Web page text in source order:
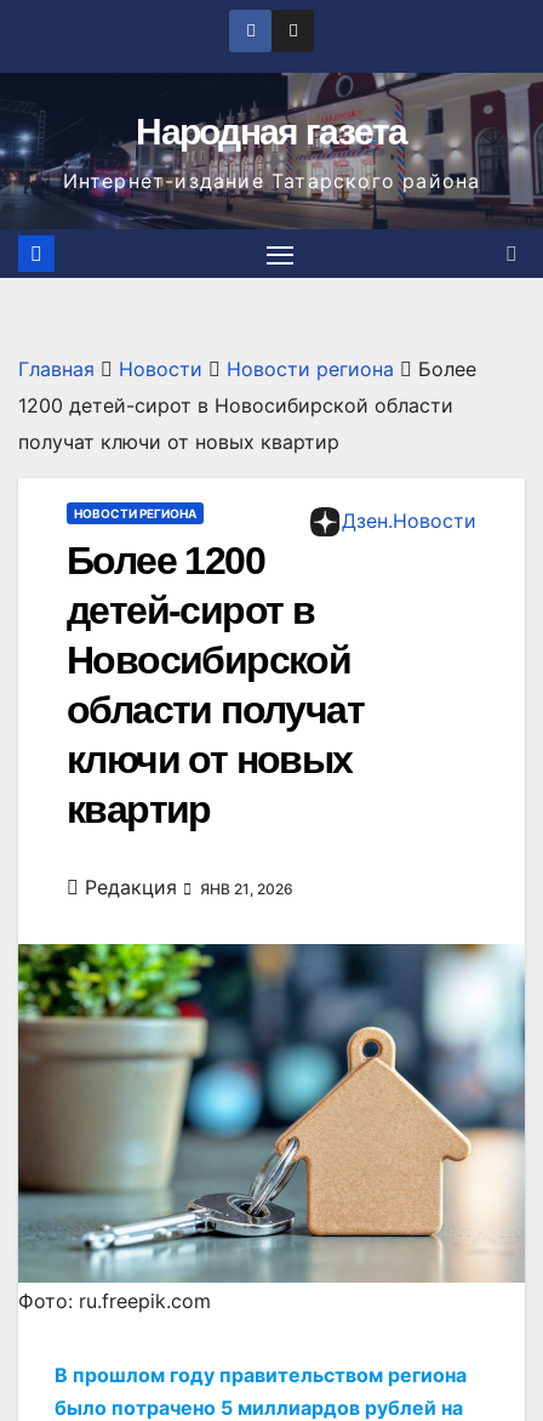
Народная газета
Интернет-издание Татарского района
Главная Новости Новости региона
Более
1200 детей-сирот в Новосибирской области
получат ключи от новых квартир
Дзен.Новости
НОВОСТИ РЕГИОНА
Более 1200
детей-сирот в
Новосибирской
области получат
ключи от новых
квартир
Редакция ЯНВ 21, 2026
Фото: ru.freepik.com
В прошлом году правительством региона
было потрачено 5 миллиардов рублей на